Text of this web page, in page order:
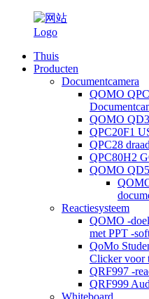
Thuis
Producten
Documentcamera
QOMO
QOMO
QPC20F1
QPC28
QPC80H2
QOMO
Reactiesysteem
QOMO -
met PPT -
QoMo
Clicker voor
QRF997 -
QRF999
Whiteboard